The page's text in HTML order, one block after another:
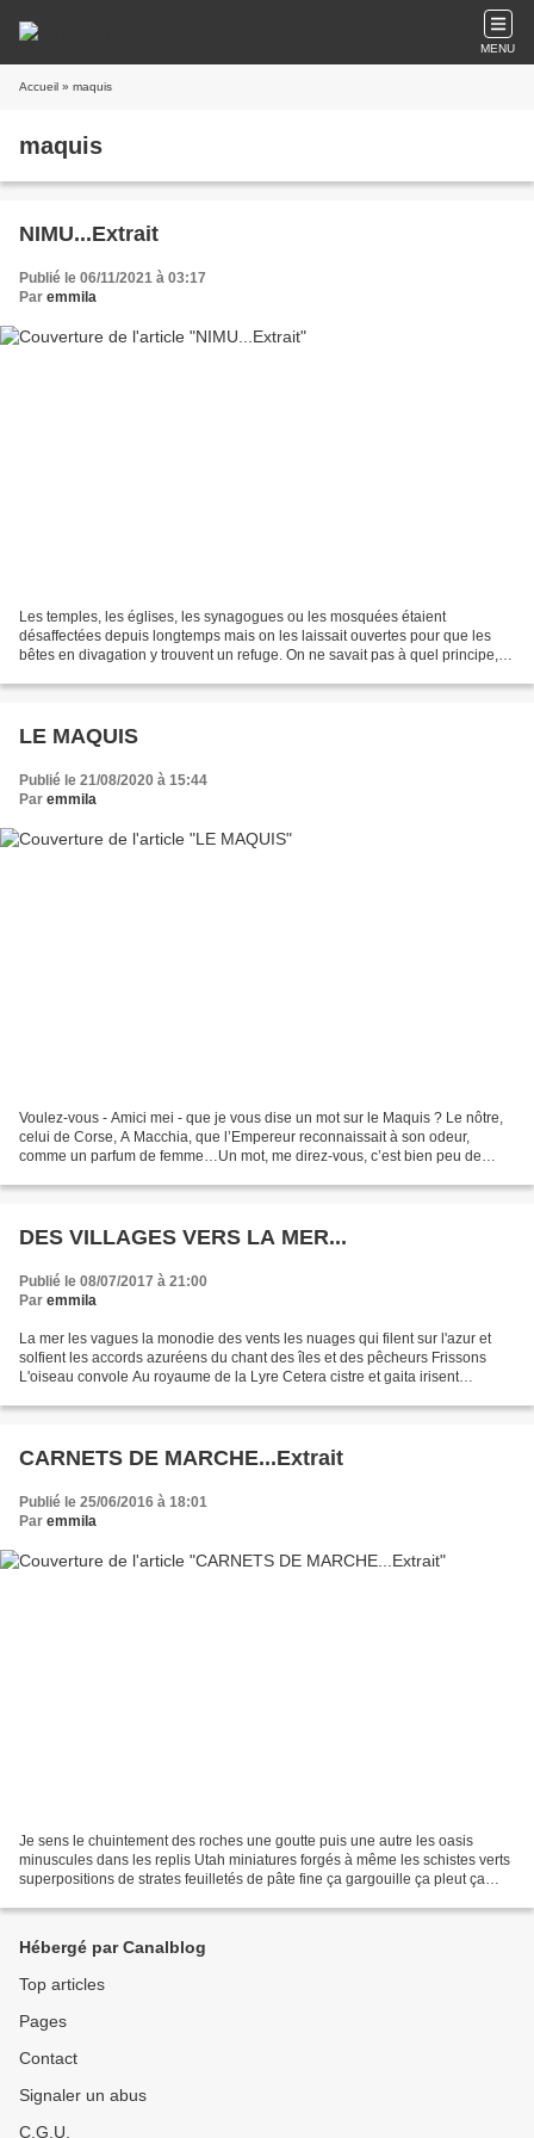
MENU
Accueil » maquis
maquis
NIMU...Extrait
Publié le 06/11/2021 à 03:17
Par emmila
Les temples, les églises, les synagogues ou les mosquées étaient
désaffectées depuis longtemps mais on les laissait ouvertes pour que les
bêtes en divagation y trouvent un refuge. On ne savait pas à quel principe, à
LE MAQUIS
Publié le 21/08/2020 à 15:44
Par emmila
Voulez-vous - Amici mei - que je vous dise un mot sur le Maquis ? Le nôtre,
celui de Corse, A Macchia, que l’Empereur reconnaissait à son odeur,
comme un parfum de femme…Un mot, me direz-vous, c’est bien peu de
DES VILLAGES VERS LA MER...
Publié le 08/07/2017 à 21:00
Par emmila
La mer les vagues la monodie des vents les nuages qui filent sur l'azur et
solfient les accords azuréens du chant des îles et des pêcheurs Frissons
L'oiseau convole Au royaume de la Lyre Cetera cistre et gaita irisent
CARNETS DE MARCHE...Extrait
Publié le 25/06/2016 à 18:01
Par emmila
Je sens le chuintement des roches une goutte puis une autre les oasis
minuscules dans les replis Utah miniatures forgés à même les schistes verts
superpositions de strates feuilletés de pâte fine ça gargouille ça pleut ça
Hébergé par Canalblog
Top articles
Pages
Contact
Signaler un abus
C.G.U.